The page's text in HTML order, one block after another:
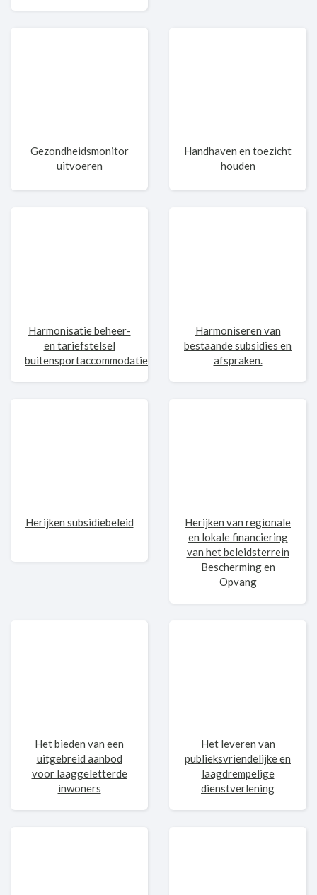
Gezondheidsmonitor
uitvoeren
Handhaven en toezicht
houden
Harmonisatie beheer-
en tariefstelsel
buitensportaccommodaties
Harmoniseren van
bestaande subsidies en
afspraken.
Herijken subsidiebeleid
Herijken van regionale
en lokale financiering
van het beleidsterrein
Bescherming en
Opvang
Het bieden van een
uitgebreid aanbod
voor laaggeletterde
inwoners
Het leveren van
publieksvriendelijke en
laagdrempelige
dienstverlening